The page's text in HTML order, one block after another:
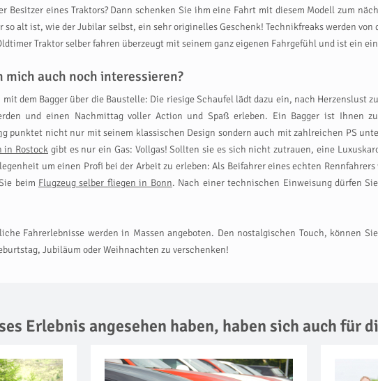
Besitzer eines Traktors? Dann schenken Sie ihm eine Fahrt mit diesem Modell zum
alt ist, wie der Jubilar selbst, ein sehr originelles Geschenk! Technikfreaks werden
Traktor selber fahren überzeugt mit seinem ganz eigenen Fahrgefühl und ist ein
auch noch interessieren?
dem Bagger über die Baustelle: Die riesige Schaufel lädt dazu ein, nach Herzenslust
und einen Nachmittag voller Action und Spaß erleben. Ein Bagger ist Ihnen
punktet nicht nur mit seinem klassischen Design sondern auch mit zahlreichen PS
in Rostock gibt es nur ein Gas: Vollgas! Sollten sie es sich nicht zutrauen, eine
um einen Profi bei der Arbeit zu erleben: Als Beifahrer eines echten
beim Flugzeug selber fliegen in Bonn. Nach einer technischen Einweisung dürfen
Fahrerlebnisse werden in Massen angeboten. Den nostalgischen Touch, können
Jubiläum oder Weihnachten zu verschenken!
Erlebnis angesehen haben, haben sich auch für